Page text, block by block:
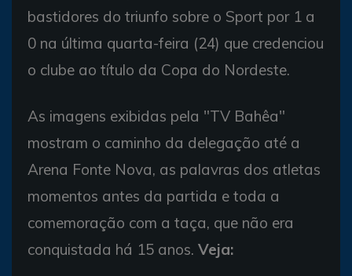
bastidores do triunfo sobre o Sport por 1 a
0 na última quarta-feira (24) que credenciou
o clube ao título da Copa do Nordeste.
As imagens exibidas pela "TV Bahêa"
mostram o caminho da delegação até a
Arena Fonte Nova, as palavras dos atletas
momentos antes da partida e toda a
comemoração com a taça, que não era
conquistada há 15 anos. Veja: